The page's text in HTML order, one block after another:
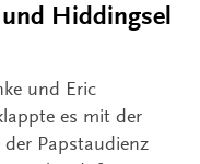
Hiddingsel
und Eric
es mit der
der Papstaudienz